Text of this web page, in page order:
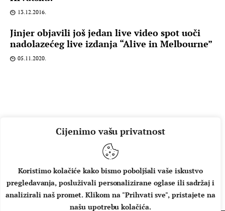
Cijenimo vašu privatnost
Koristimo kolačiće kako bismo poboljšali vaše iskustvo
pregledavanja, posluživali personalizirane oglase ili sadržaj i
analizirali naš promet. Klikom na "Prihvati sve", pristajete na
našu upotrebu kolačića.
13.12.2016.
Jinjer objavili još jedan live video spot uoči
nadolazećeg live izdanja “Alive in Melbourne”
05.11.2020.
O NAMA IMPRESSUM UVJETI KORIŠTENJA